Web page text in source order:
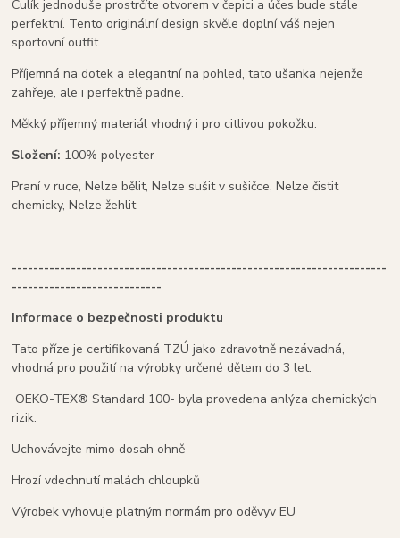
Culík jednoduše prostrčíte otvorem v čepici a účes bude stále
perfektní. Tento originální design skvěle doplní váš nejen
sportovní outfit.
Příjemná na dotek a elegantní na pohled, tato ušanka nejenže
zahřeje, ale i perfektně padne.
Měkký příjemný materiál vhodný i pro citlivou pokožku.
Složení: 100% polyester
Praní v ruce, Nelze bělit, Nelze sušit v sušičce, Nelze čistit
chemicky, Nelze žehlit
----------------------------------------------------------------------
----------------------------
Informace o bezpečnosti produktu
Tato příze je certifikovaná TZÚ jako zdravotně nezávadná,
vhodná pro použití na výrobky určené dětem do 3 let.
OEKO-TEX® Standard 100- byla provedena anlýza chemických
rizik.
Uchovávejte mimo dosah ohně
Hrozí vdechnutí malách chloupků
Výrobek vyhovuje platným normám pro oděvyv EU